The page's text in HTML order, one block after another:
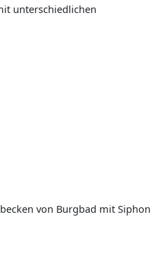
unterschiedlichen
von Burgbad mit Siphon